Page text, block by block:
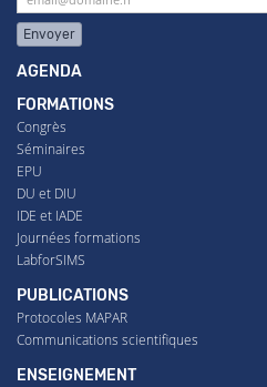
Envoyer
AGENDA
FORMATIONS
Congrès
Séminaires
EPU
DU et DIU
IDE et IADE
Journées formations
LabforSIMS
PUBLICATIONS
Protocoles MAPAR
Communications scientifiques
ENSEIGNEMENT